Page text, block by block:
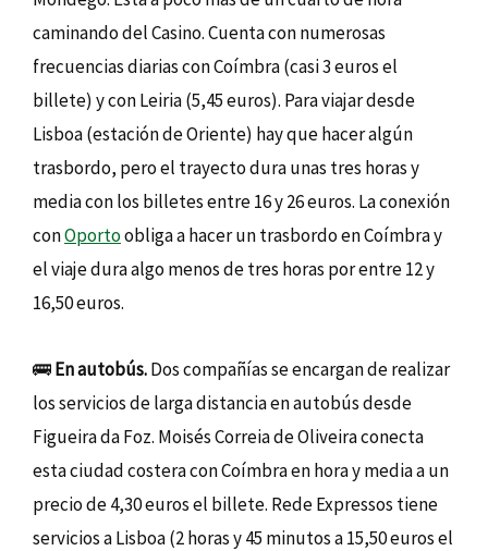
caminando del Casino. Cuenta con numerosas
frecuencias diarias con Coímbra (casi 3 euros el
billete) y con Leiria (5,45 euros). Para viajar desde
Lisboa (estación de Oriente) hay que hacer algún
trasbordo, pero el trayecto dura unas tres horas y
media con los billetes entre 16 y 26 euros. La conexión
conOportoobliga a hacer un trasbordo en Coímbra y
el viaje dura algo menos de tres horas por entre 12 y
16,50 euros.
🚌En autobús.Dos compañías se encargan de realizar
los servicios de larga distancia en autobús desde
Figueira da Foz. Moisés Correia de Oliveira conecta
esta ciudad costera con Coímbra en hora y media a un
precio de 4,30 euros el billete. Rede Expressos tiene
servicios a Lisboa (2 horas y 45 minutos a 15,50 euros el